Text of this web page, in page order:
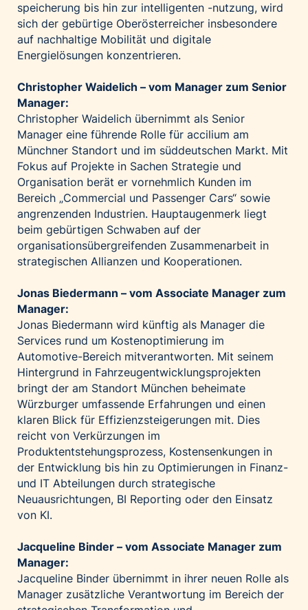
speicherung bis hin zur intelligenten -nutzung, wird
sich der gebürtige Oberösterreicher insbesondere
auf nachhaltige Mobilität und digitale
Energielösungen konzentrieren.
Christopher Waidelich – vom Manager zum Senior
Manager:
Christopher Waidelich übernimmt als Senior
Manager eine führende Rolle für accilium am
Münchner Standort und im süddeutschen Markt. Mit
Fokus auf Projekte in Sachen Strategie und
Organisation berät er vornehmlich Kunden im
Bereich „Commercial und Passenger Cars“ sowie
angrenzenden Industrien. Hauptaugenmerk liegt
beim gebürtigen Schwaben auf der
organisationsübergreifenden Zusammenarbeit in
strategischen Allianzen und Kooperationen.
Jonas Biedermann – vom Associate Manager zum
Manager:
Jonas Biedermann wird künftig als Manager die
Services rund um Kostenoptimierung im
Automotive-Bereich mitverantworten. Mit seinem
Hintergrund in Fahrzeugentwicklungsprojekten
bringt der am Standort München beheimate
Würzburger umfassende Erfahrungen und einen
klaren Blick für Effizienzsteigerungen mit. Dies
reicht von Verkürzungen im
Produktentstehungsprozess, Kostensenkungen in
der Entwicklung bis hin zu Optimierungen in Finanz-
und IT Abteilungen durch strategische
Neuausrichtungen, BI Reporting oder den Einsatz
von KI.
Jacqueline Binder – vom Associate Manager zum
Manager:
Jacqueline Binder übernimmt in ihrer neuen Rolle als
Manager zusätzliche Verantwortung im Bereich der